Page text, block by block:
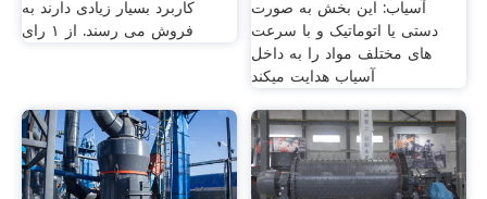
کاربرد بسیار زیادی دارند به
فروش می رسند. از ۱ رای
آسیاب: این بخش به صورت
دستی یا اتوماتیک و با سرعت
های مختلف مواد را به داخل
آسیاب هدایت میکند